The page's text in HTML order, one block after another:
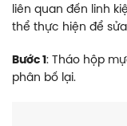
liên quan đến linh
thể thực hiện để sửa
Bước 1 : Tháo hộp
phân bố lại.